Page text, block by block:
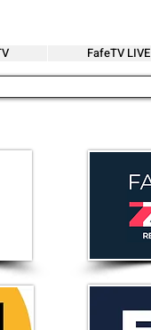
FafeTV LIVE